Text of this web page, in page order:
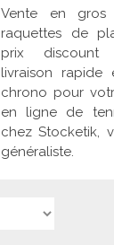
Vente en
raquettes de
prix discount
livraison rapide
chrono pour
en ligne de
chez Stocketik,
généraliste.